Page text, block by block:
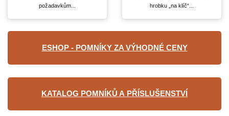
požadavkům...
hrobku „na klíč“...
ESHOP - POMNÍKY ZA VÝHODNÉ CENY
KATALOG POMNÍKŮ A PŘÍSLUŠENSTVÍ